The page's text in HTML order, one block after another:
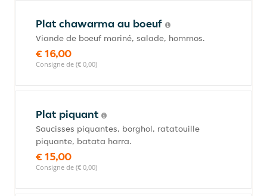
Plat chawarma au boeuf
Viande de boeuf mariné, salade, hommos.
€ 16,00
Consigne de (€ 0,00)
Plat piquant
Saucisses piquantes, borghol, ratatouille
piquante, batata harra.
€ 15,00
Consigne de (€ 0,00)